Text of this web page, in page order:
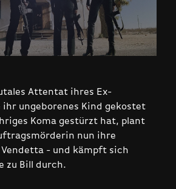
Attentat ihres Ex-
ihr ungeborenes Kind gekostet
Koma gestürzt hat, plant
nun ihre
Vendetta - und kämpft sich
zu Bill durch.